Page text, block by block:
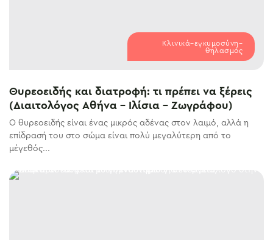
Κλινικά–εγκυμοσύνη–
θηλασμός
Θυρεοειδής και διατροφή: τι πρέπει να ξέρεις
(Διαιτολόγος Αθήνα – Ιλίσια – Ζωγράφου)
Ο θυρεοειδής είναι ένας μικρός αδένας στον λαιμό, αλλά η
επίδρασή του στο σώμα είναι πολύ μεγαλύτερη από το
μέγεθός...